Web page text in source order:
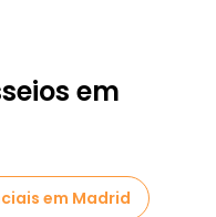
em
em Madrid